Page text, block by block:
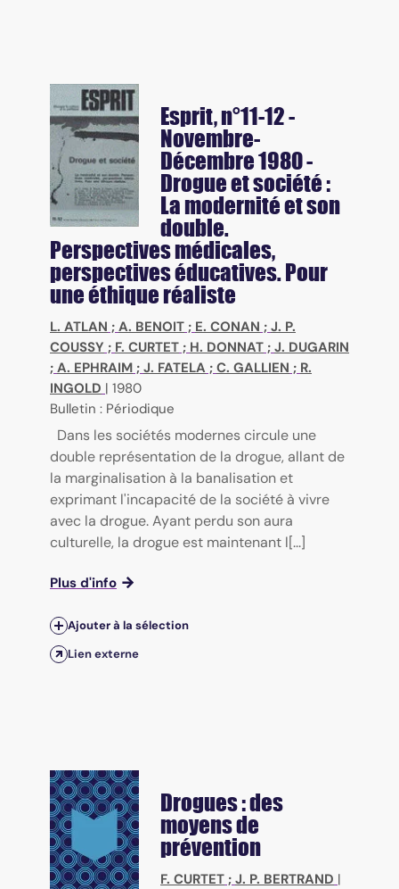
Esprit, n°11-12 -
Novembre-
Décembre 1980 -
Drogue et société :
La modernité et son
double.
Perspectives médicales,
perspectives éducatives. Pour
une éthique réaliste
L. ATLAN ; A. BENOIT ; E. CONAN ; J. P.
COUSSY ; F. CURTET ; H. DONNAT ; J. DUGARIN
; A. EPHRAIM ; J. FATELA ; C. GALLIEN ; R.
INGOLD | 1980
Bulletin : Périodique
Dans les sociétés modernes circule une
double représentation de la drogue, allant de
la marginalisation à la banalisation et
exprimant l'incapacité de la société à vivre
avec la drogue. Ayant perdu son aura
culturelle, la drogue est maintenant l[...]
Plus d'info
Ajouter à la sélection
Lien externe
Drogues : des
moyens de
prévention
F. CURTET ; J. P. BERTRAND |